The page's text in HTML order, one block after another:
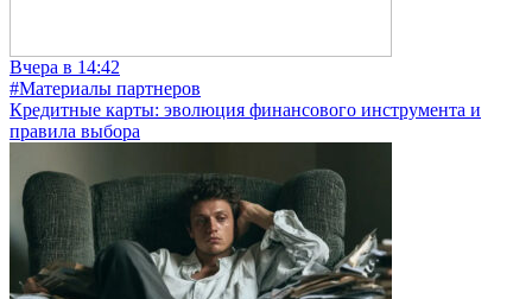
Вчера в 14:42
#Материалы партнеров
Кредитные карты: эволюция финансового инструмента и
правила выбора